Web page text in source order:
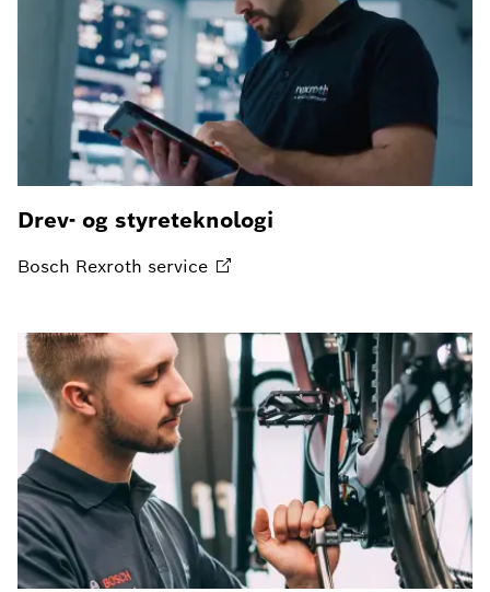
Drev- og styreteknologi
Bosch Rexroth service